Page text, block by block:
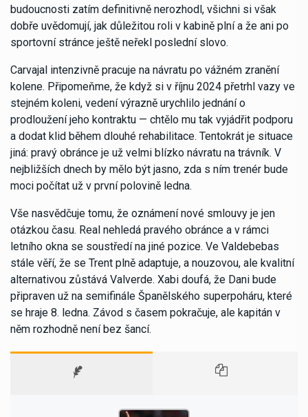
budoucnosti zatím definitivně nerozhodl, všichni si však
dobře uvědomují, jak důležitou roli v kabině plní a že ani po
sportovní stránce ještě neřekl poslední slovo.
Carvajal intenzivně pracuje na návratu po vážném zranění
kolene. Připomeňme, že když si v říjnu 2024 přetrhl vazy ve
stejném koleni, vedení výrazně urychlilo jednání o
prodloužení jeho kontraktu — chtělo mu tak vyjádřit podporu
a dodat klid během dlouhé rehabilitace. Tentokrát je situace
jiná: pravý obránce je už velmi blízko návratu na trávník. V
nejbližších dnech by mělo být jasno, zda s ním trenér bude
moci počítat už v první polovině ledna.
Vše nasvědčuje tomu, že oznámení nové smlouvy je jen
otázkou času. Real nehledá pravého obránce a v rámci
letního okna se soustředí na jiné pozice. Ve Valdebebas
stále věří, že se Trent plně adaptuje, a nouzovou, ale kvalitní
alternativou zůstává Valverde. Xabi doufá, že Dani bude
připraven už na semifinále Španělského superpoháru, které
se hraje 8. ledna. Závod s časem pokračuje, ale kapitán v
něm rozhodně není bez šancí.